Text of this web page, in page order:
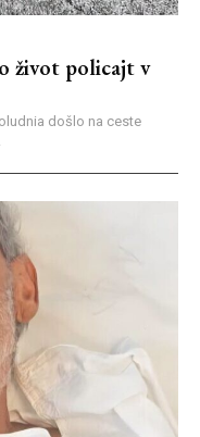
život policajt v
došlo na ceste